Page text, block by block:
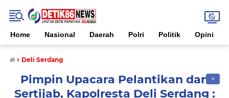
Home Nasional Daerah Polri Politik Opini
› Deli Serdang
✕
Pimpin Upacara Pelantikan dan
Sertijab, Kapolresta Deli Serdang :